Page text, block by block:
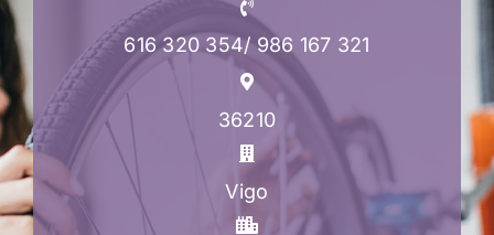
616 320 354/ 986 167 321
36210
Vigo